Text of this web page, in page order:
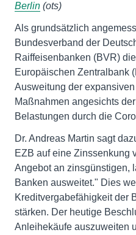
Berlin (ots)
Als grundsätzlich
Bundesverband der
Raiffeisenbanken (BVR)
Europäischen Zentralbank
Ausweitung der
Maßnahmen angesichts
Belastungen durch die
Dr. Andreas Martin sagt
EZB auf eine Zinssenkung
Angebot an zinsgünstigen,
Banken ausweitet." Dies
Kreditvergabefähigkeit der
stärken. Der heutige
Anleihekäufe auszuweiten